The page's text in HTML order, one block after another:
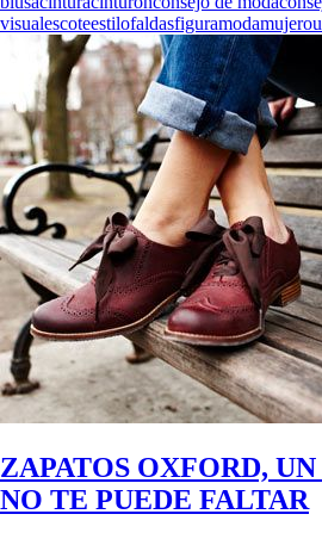
visualescoteestilofaldasfiguramodamujer
ZAPATOS OXFORD,
NO TE PUEDE FALTAR